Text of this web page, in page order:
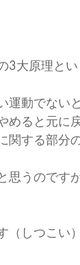
大原理とい
運動でない
めると元に
関する部分
思うのです
しつこい）